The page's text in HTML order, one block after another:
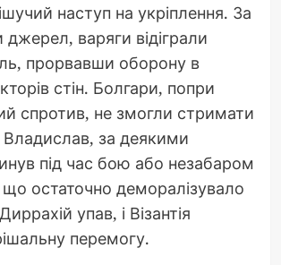
наступ на укріплення. За
джерел, варяги відіграли
прорвавши оборону в
стін. Болгари, попри
спротив, не змогли стримати
Владислав, за деякими
під час бою або незабаром
що остаточно деморалізувало
упав, і Візантія
перемогу.